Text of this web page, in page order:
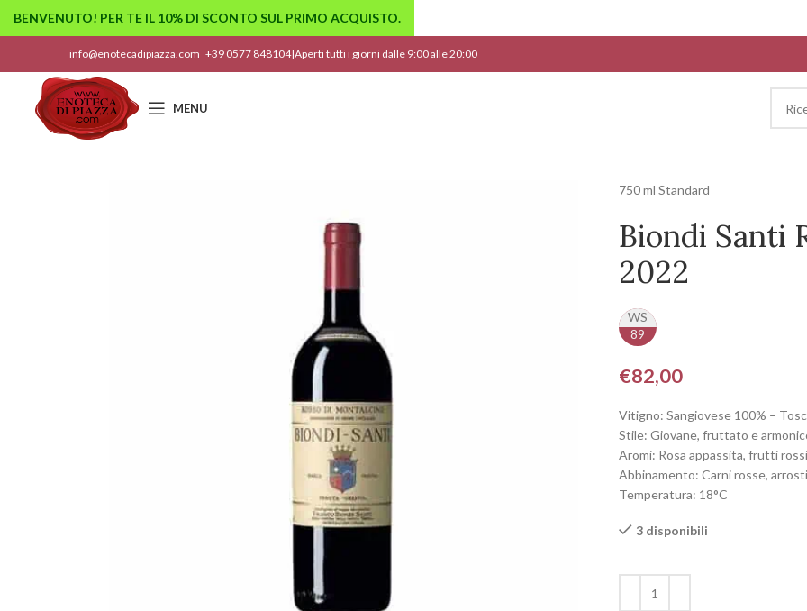
info@enotecadipiazza.com +39 0577 848104|Aperti tutti i giorni dalle 9:00 alle 20:00
MENU
750 ml Standard
Biondi Santi
2022
WS
89
€82,00
Vitigno: Sangiovese 100% –
Stile: Giovane, fruttato e
Aromi: Rosa appassita, frutti rossi
Abbinamento: Carni rosse,
Temperatura: 18°C
3 disponibili
BENVENUTO! PER TE IL 10% DI SCONTO SUL PRIMO ACQUISTO.